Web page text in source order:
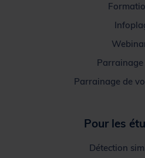
Parrainage
Parrainage de
Pour les
Détection